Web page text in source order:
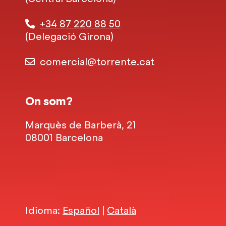
+34 87 220 88 50
(Delegació Girona)
comercial@torrente.cat
On som?
Marquès de Barberà, 21
08001 Barcelona
Idioma: Español | Català